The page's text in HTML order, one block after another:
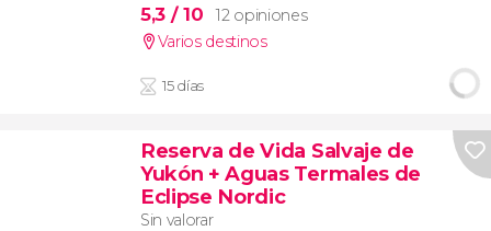
5,3 / 10
12 opiniones
Varios destinos
15 días
Reserva de Vida Salvaje de
Yukón + Aguas Termales de
Eclipse Nordic
Sin valorar